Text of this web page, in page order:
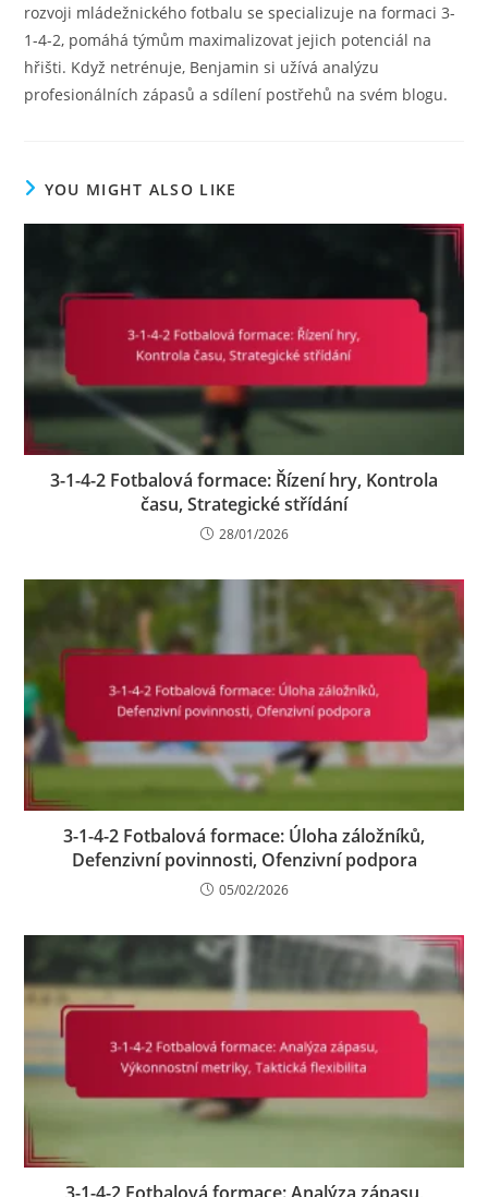
rozvoji mládežnického fotbalu se specializuje na formaci 3-
1-4-2, pomáhá týmům maximalizovat jejich potenciál na
hřišti. Když netrénuje, Benjamin si užívá analýzu
profesionálních zápasů a sdílení postřehů na svém blogu.
YOU MIGHT ALSO LIKE
3-1-4-2 Fotbalová formace: Řízení hry, Kontrola
času, Strategické střídání
28/01/2026
3-1-4-2 Fotbalová formace: Úloha záložníků,
Defenzivní povinnosti, Ofenzivní podpora
05/02/2026
3-1-4-2 Fotbalová formace: Analýza zápasu,